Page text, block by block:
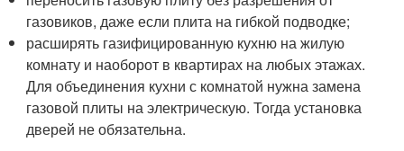
газовиков, даже если плита на гибкой подводке;
расширять газифицированную кухню на жилую
комнату и наоборот в квартирах на любых этажах.
Для объединения кухни с комнатой нужна замена
газовой плиты на электрическую. Тогда установка
дверей не обязательна.